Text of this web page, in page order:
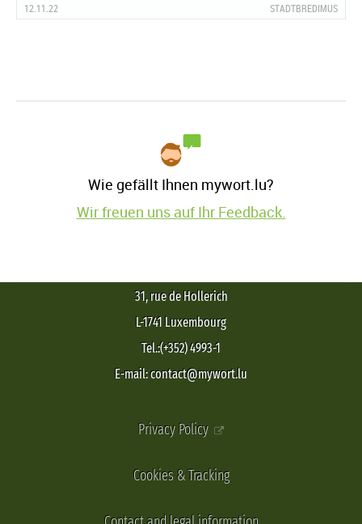
12.11.22 STADTBREDIMUS
Wie gefällt Ihnen mywort.lu?
Wir freuen uns auf Ihr Feedback.
31, rue de Hollerich
L-1741 Luxembourg
Tel.:(+352) 4993-1
E-mail: contact@mywort.lu
Privacy Policy
Cookies & Tracking